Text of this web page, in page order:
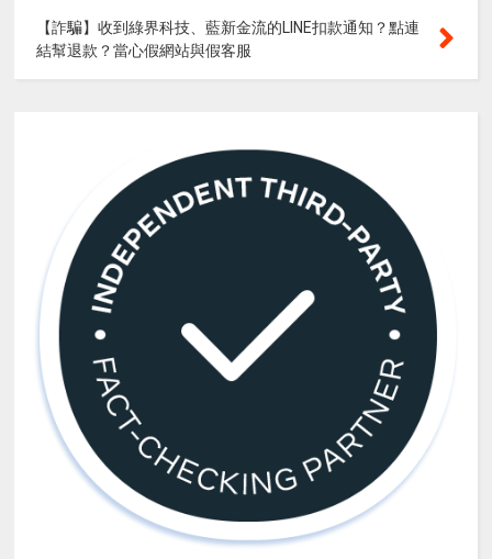
【詐騙】收到綠界科技、藍新金流的LINE扣款通知？點連
結幫退款？當心假網站與假客服